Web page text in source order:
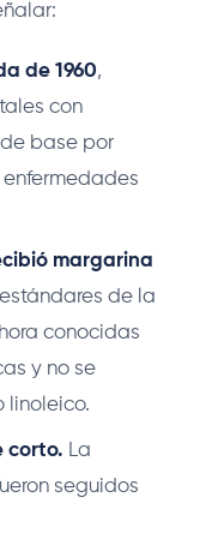
de 1960,
con
base por
margarina
de la
conocidas
y no se
linoleico.
corto. La
seguidos